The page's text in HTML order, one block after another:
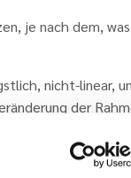
je nach dem,
nicht-linear,
der
da sein. An